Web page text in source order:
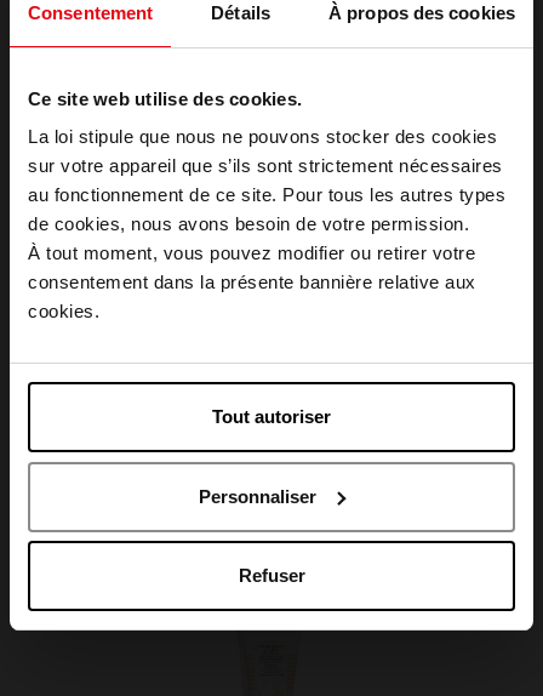
Consentement Détails À propos des cookies
Ce site web utilise des cookies.
La loi stipule que nous ne pouvons stocker des cookies
sur votre appareil que s’ils sont strictement nécessaires
au fonctionnement de ce site. Pour tous les autres types
de cookies, nous avons besoin de votre permission.
À tout moment, vous pouvez modifier ou retirer votre
consentement dans la présente bannière relative aux
cookies.
Tout autoriser
Personnaliser
Refuser
Description
Conseil d'utilisation
Caractéristiques
Oublié quelque chose ?
Choisissez votre pays
April Belgique
April Luxembourg